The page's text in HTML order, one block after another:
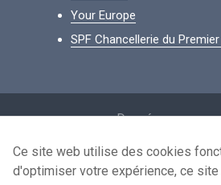
Your Europe
SPF Chancellerie du
Données
Conditions de
Contactez-
Ce site web utilise des cookies
d'optimiser votre expérience, ce